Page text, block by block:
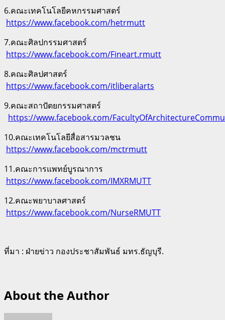
6.คณะเทคโนโลยีคหกรรมศาสตร์
https://www.facebook.com/hetrmutt
7.คณะศิลปกรรมศาสตร์
https://www.facebook.com/Fineart.rmutt
8.คณะศิลปศาสตร์
https://www.facebook.com/itliberalarts
9.คณะสถาปัตยกรรมศาสตร์
https://www.facebook.com/
10.คณะเทคโนโลยีสื่อสารมวลชน
https://www.facebook.com/mctrmutt
11.คณะการแพทย์บูรณาการ
https://www.facebook.com/IMXRMUTT
12.คณะพยาบาลศาสตร์
https://www.facebook.com/NurseRMUTT
ที่มา : ฝ่ายข่าว กองประชาสัมพันธ์ มทร.ธัญบุรี.
About the Author